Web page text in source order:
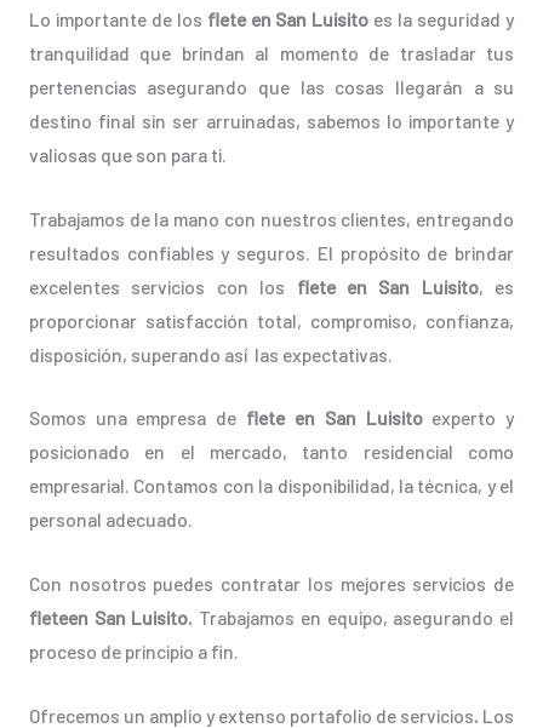
Lo importante de los flete en San Luisito es la seguridad y
tranquilidad que brindan al momento de trasladar tus
pertenencias asegurando que las cosas llegarán a su
destino final sin ser arruinadas, sabemos lo importante y
valiosas que son para ti.
Trabajamos de la mano con nuestros clientes, entregando
resultados confiables y seguros. El propósito de brindar
excelentes servicios con los flete en San Luisito, es
proporcionar satisfacción total, compromiso, confianza,
disposición, superando así las expectativas.
Somos una empresa de flete en San Luisitoexperto y
posicionado en el mercado, tanto residencial como
empresarial. Contamos con la disponibilidad, la técnica, y el
personal adecuado.
Con nosotros puedes contratar los mejores servicios de
fleteen San Luisito. Trabajamos en equipo, asegurando el
proceso de principio a fin.
Ofrecemos un amplio y extenso portafolio de servicios. Los